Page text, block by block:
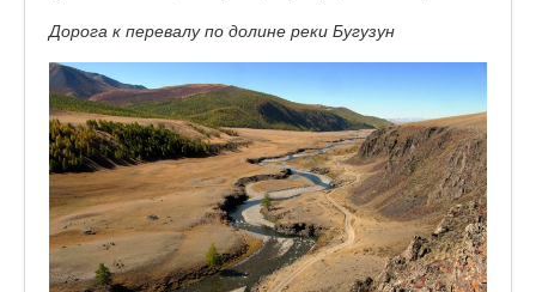
Дорога к перевалу по долине реки Бугузун